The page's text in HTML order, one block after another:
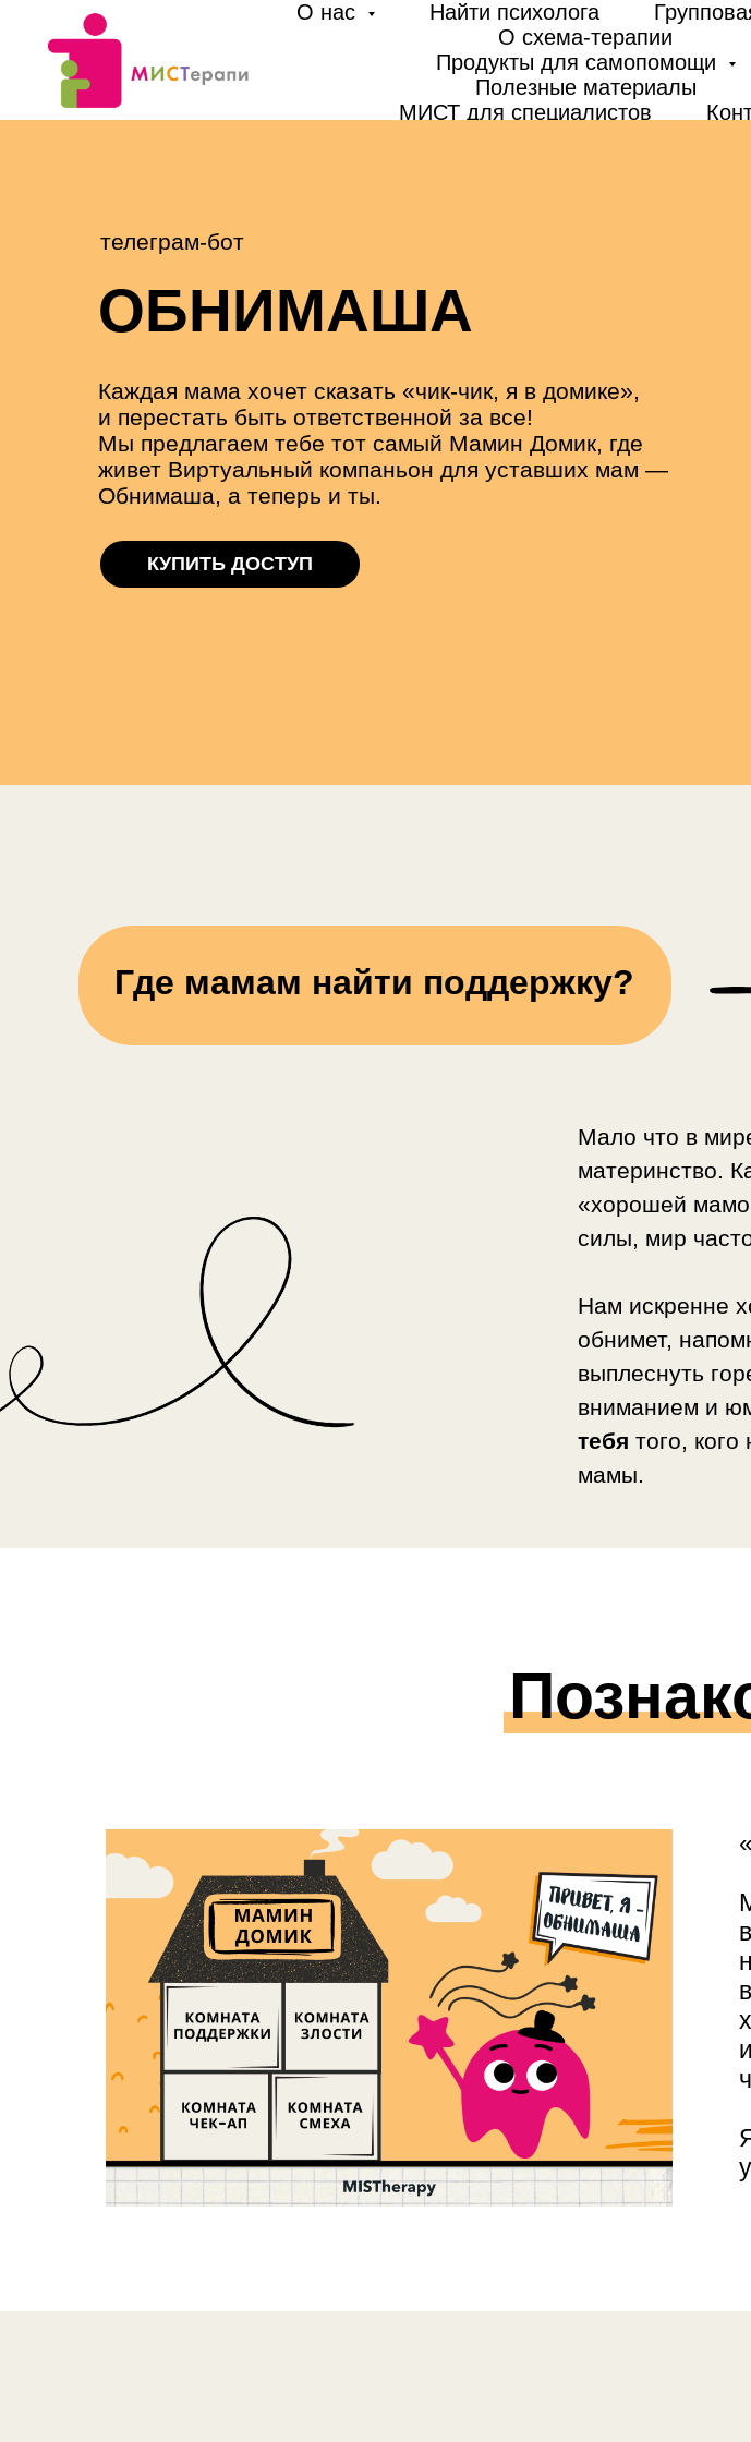
О нас Найти психолога
О схема-терапии
Продукты для самопомощи
Полезные материалы
МИСТ для специалистов
КУПИТЬ ДОСТУП
Каждая мама хочет сказать «чик-чик, я в домике»,
и перестать быть ответственной за все!
Мы предлагаем тебе тот самый Мамин Домик, где
живет Виртуальный компаньон для уставших мам —
Обнимаша, а теперь и ты.
ОБНИМАША
телеграм-бот
Мало что в
материнство.
«хорошей
силы, мир
Нам искренне
обнимет,
выплеснуть
вниманием и
тебя того,
мамы.
Где мамам найти поддержку?